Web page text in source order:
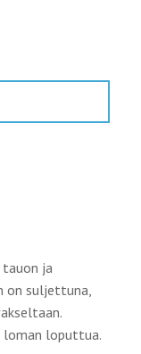
tauon ja
on suljettuna,
loputtua.